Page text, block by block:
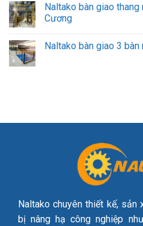
Naltako bàn giao
Cương
Naltako bàn giao 3
Naltako chuyên thiết kế,
bị nâng hạ công nghiệp